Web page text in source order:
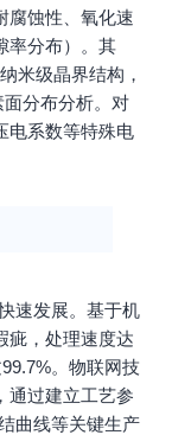
腐蚀性、氧化速
率分布）。其
米级晶界结构，
分布分析。对
电系数等特殊电
速发展。基于机
疵，处理速度达
。物联网技
通过建立工艺参
曲线等关键生产